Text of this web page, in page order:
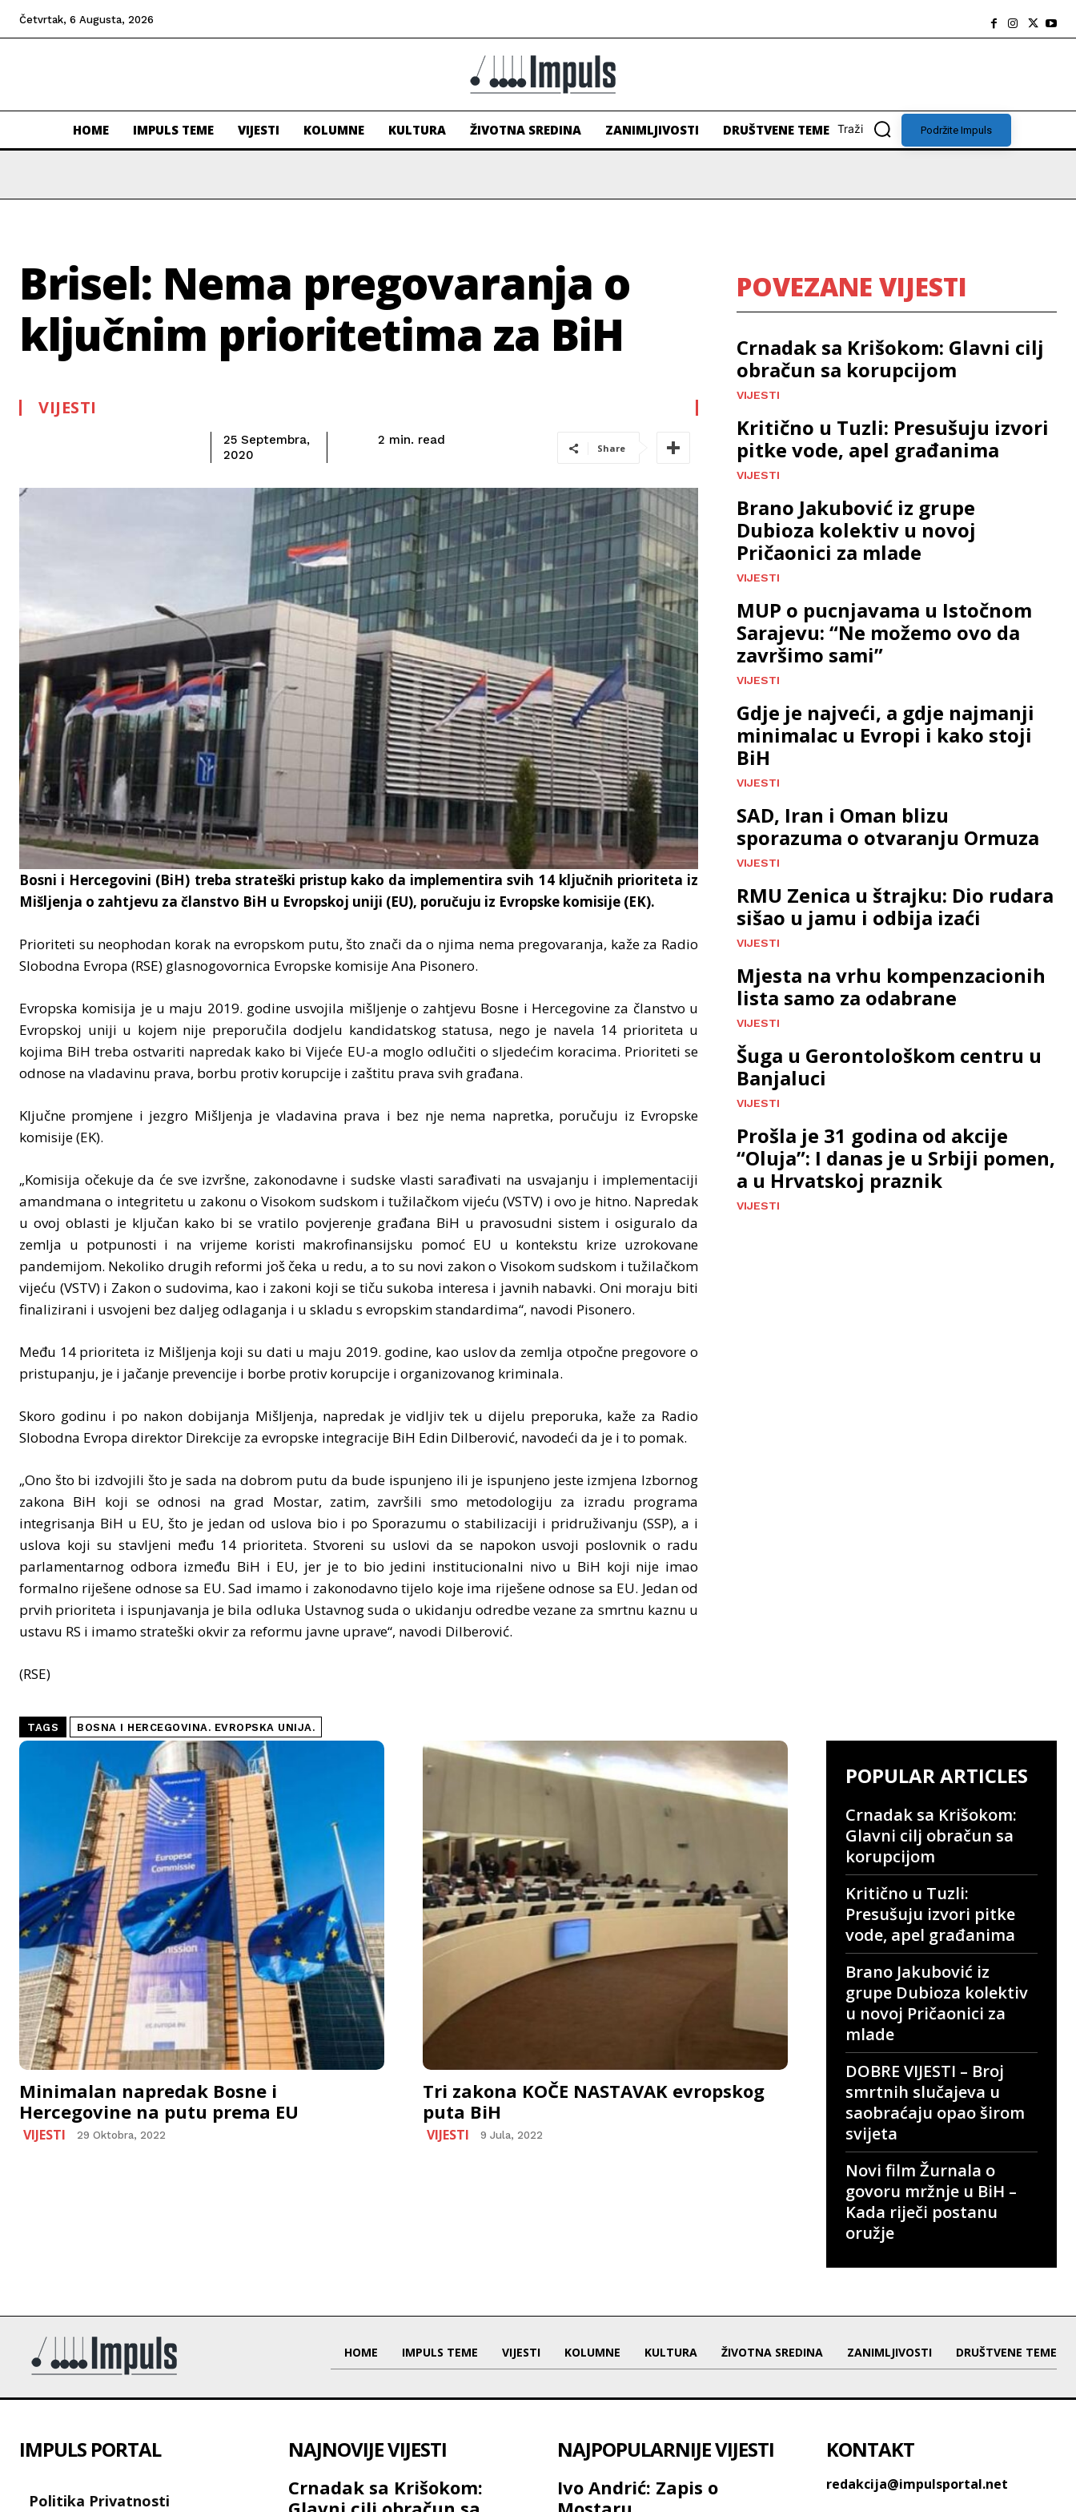
Četvrtak, 6 Augusta, 2026
HOME IMPULS TEME VIJESTI KOLUMNE KULTURA ŽIVOTNA SREDINA ZANIMLJIVOSTI DRUŠTVENE TEME Traži Podržite Impuls
Brisel: Nema pregovaranja o
ključnim prioritetima za BiH
VIJESTI
25 Septembra,
2020
2 min. read
Share
Bosni i Hercegovini (BiH) treba strateški pristup kako da implementira svih 14 ključnih prioriteta iz
Mišljenja o zahtjevu za članstvo BiH u Evropskoj uniji (EU), poručuju iz Evropske komisije (EK).
Prioriteti su neophodan korak na evropskom putu, što znači da o njima nema pregovaranja, kaže za Radio
Slobodna Evropa (RSE) glasnogovornica Evropske komisije Ana Pisonero.
Evropska komisija je u maju 2019. godine usvojila mišljenje o zahtjevu Bosne i Hercegovine za članstvo u
Evropskoj uniji u kojem nije preporučila dodjelu kandidatskog statusa, nego je navela 14 prioriteta u
kojima BiH treba ostvariti napredak kako bi Vijeće EU-a moglo odlučiti o sljedećim koracima. Prioriteti se
odnose na vladavinu prava, borbu protiv korupcije i zaštitu prava svih građana.
Ključne promjene i jezgro Mišljenja je vladavina prava i bez nje nema napretka, poručuju iz Evropske
komisije (EK).
„Komisija očekuje da će sve izvršne, zakonodavne i sudske vlasti sarađivati na usvajanju i implementaciji
amandmana o integritetu u zakonu o Visokom sudskom i tužilačkom vijeću (VSTV) i ovo je hitno. Napredak
u ovoj oblasti je ključan kako bi se vratilo povjerenje građana BiH u pravosudni sistem i osiguralo da
zemlja u potpunosti i na vrijeme koristi makrofinansijsku pomoć EU u kontekstu krize uzrokovane
pandemijom. Nekoliko drugih reformi još čeka u redu, a to su novi zakon o Visokom sudskom i tužilačkom
vijeću (VSTV) i Zakon o sudovima, kao i zakoni koji se tiču sukoba interesa i javnih nabavki. Oni moraju biti
finalizirani i usvojeni bez daljeg odlaganja i u skladu s evropskim standardima“, navodi Pisonero.
Među 14 prioriteta iz Mišljenja koji su dati u maju 2019. godine, kao uslov da zemlja otpočne pregovore o
pristupanju, je i jačanje prevencije i borbe protiv korupcije i organizovanog kriminala.
Skoro godinu i po nakon dobijanja Mišljenja, napredak je vidljiv tek u dijelu preporuka, kaže za Radio
Slobodna Evropa direktor Direkcije za evropske integracije BiH Edin Dilberović, navodeći da je i to pomak.
„Ono što bi izdvojili što je sada na dobrom putu da bude ispunjeno ili je ispunjeno jeste izmjena Izbornog
zakona BiH koji se odnosi na grad Mostar, zatim, završili smo metodologiju za izradu programa
integrisanja BiH u EU, što je jedan od uslova bio i po Sporazumu o stabilizaciji i pridruživanju (SSP), a i
uslova koji su stavljeni među 14 prioriteta. Stvoreni su uslovi da se napokon usvoji poslovnik o radu
parlamentarnog odbora između BiH i EU, jer je to bio jedini institucionalni nivo u BiH koji nije imao
formalno riješene odnose sa EU. Sad imamo i zakonodavno tijelo koje ima riješene odnose sa EU. Jedan od
prvih prioriteta i ispunjavanja je bila odluka Ustavnog suda o ukidanju odredbe vezane za smrtnu kaznu u
ustavu RS i imamo strateški okvir za reformu javne uprave“, navodi Dilberović.
(RSE)
TAGS BOSNA I HERCEGOVINA. EVROPSKA UNIJA.
POVEZANE VIJESTI
Crnadak sa Krišokom: Glavni cilj
obračun sa korupcijom
VIJESTI
Kritično u Tuzli: Presušuju izvori
pitke vode, apel građanima
VIJESTI
Brano Jakubović iz grupe
Dubioza kolektiv u novoj
Pričaonici za mlade
VIJESTI
MUP o pucnjavama u Istočnom
Sarajevu: “Ne možemo ovo da
završimo sami”
VIJESTI
Gdje je najveći, a gdje najmanji
minimalac u Evropi i kako stoji
BiH
VIJESTI
SAD, Iran i Oman blizu
sporazuma o otvaranju Ormuza
VIJESTI
RMU Zenica u štrajku: Dio rudara
sišao u jamu i odbija izaći
VIJESTI
Mjesta na vrhu kompenzacionih
lista samo za odabrane
VIJESTI
Šuga u Gerontološkom centru u
Banjaluci
VIJESTI
Prošla je 31 godina od akcije
“Oluja”: I danas je u Srbiji pomen,
a u Hrvatskoj praznik
VIJESTI
Minimalan napredak Bosne i
Hercegovine na putu prema EU
VIJESTI 29 Oktobra, 2022
Tri zakona KOČE NASTAVAK evropskog
puta BiH
VIJESTI 9 Jula, 2022
POPULAR ARTICLES
Crnadak sa Krišokom:
Glavni cilj obračun sa
korupcijom
Kritično u Tuzli:
Presušuju izvori pitke
vode, apel građanima
Brano Jakubović iz
grupe Dubioza kolektiv
u novoj Pričaonici za
mlade
DOBRE VIJESTI – Broj
smrtnih slučajeva u
saobraćaju opao širom
svijeta
Novi film Žurnala o
govoru mržnje u BiH –
Kada riječi postanu
oružje
HOME IMPULS TEME VIJESTI KOLUMNE KULTURA ŽIVOTNA SREDINA ZANIMLJIVOSTI DRUŠTVENE TEME
IMPULS PORTAL
Politika Privatnosti
NAJNOVIJE VIJESTI
Crnadak sa Krišokom:
NAJPOPULARNIJE VIJESTI
Ivo Andrić: Zapis o
KONTAKT
redakcija@impulsportal.net